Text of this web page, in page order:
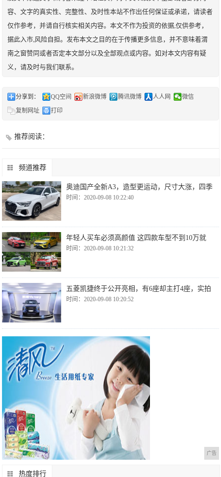
容、文字的真实性、完整性、及时性本站不作出任何保证或承诺，请读者
仅作参考，并请自行核实相关内容。本文不作为投资的依据,仅供参考，
据此入市,风险自担。发布本文之目的在于传播更多信息，并不意味着渭
南之窗赞同或者否定本文部分以及全部观点或内容。如对本文内容有疑
义，请及时与我们联系。
分享到： QQ空间 新浪微博 腾讯微博 人人网
微信
复制网址
打印
推荐阅读：
频道推荐
奥迪国产全新A3，造型更运动，尺寸大涨，四季
时间：2020-09-08 10:22:40
年轻人买车必须高颜值 这四款车型不到10万就
时间：2020-09-08 10:21:32
五菱凯捷终于公开亮相，有6座却主打4座，实拍
时间：2020-09-08 10:20:52
广告
热度排行